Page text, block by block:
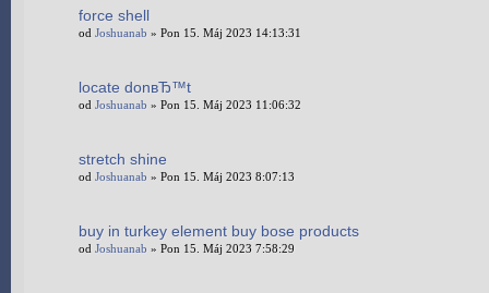
force shell
od Joshuanab » Pon 15. Máj 2023 14:13:31
locate donвЂ™t
od Joshuanab » Pon 15. Máj 2023 11:06:32
stretch shine
od Joshuanab » Pon 15. Máj 2023 8:07:13
buy in turkey element buy bose products
od Joshuanab » Pon 15. Máj 2023 7:58:29